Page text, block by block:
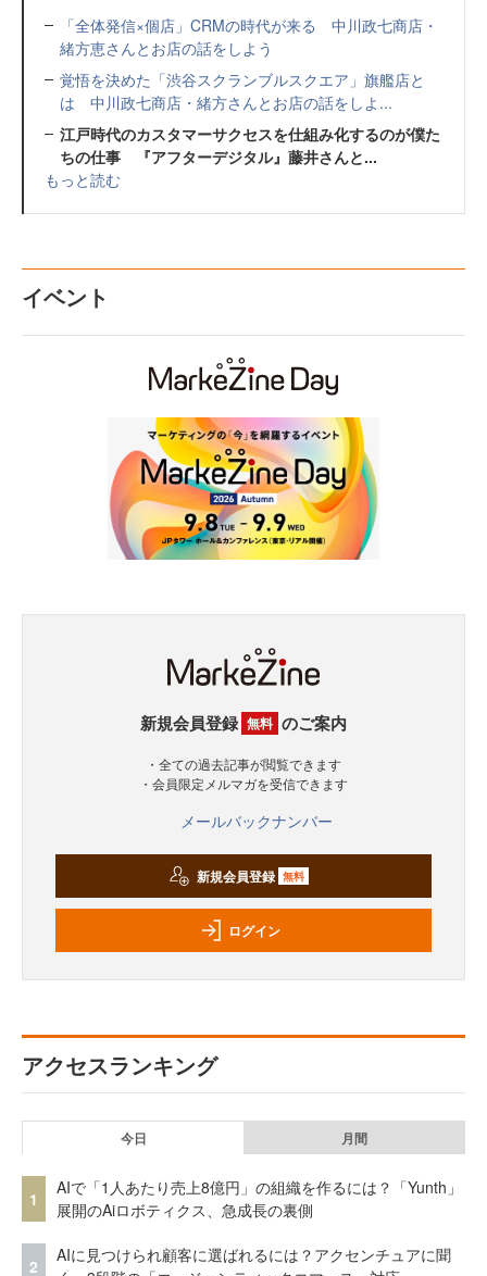
「全体発信×個店」CRMの時代が来る 中川政七商店・
緒方恵さんとお店の話をしよう
覚悟を決めた「渋谷スクランブルスクエア」旗艦店と
は 中川政七商店・緒方さんとお店の話をしよ...
江戸時代のカスタマーサクセスを仕組み化するのが僕た
ちの仕事 『アフターデジタル』藤井さんと...
もっと読む
イベント
新規会員登録 無料 のご案内
・全ての過去記事が閲覧できます
・会員限定メルマガを受信できます
メールバックナンバー
新規会員登録 無料
ログイン
アクセスランキング
今日 月間
1
AIで「1人あたり売上8億円」の組織を作るには？「Yunth」
展開のAiロボティクス、急成長の裏側
2
AIに見つけられ顧客に選ばれるには？アクセンチュアに聞